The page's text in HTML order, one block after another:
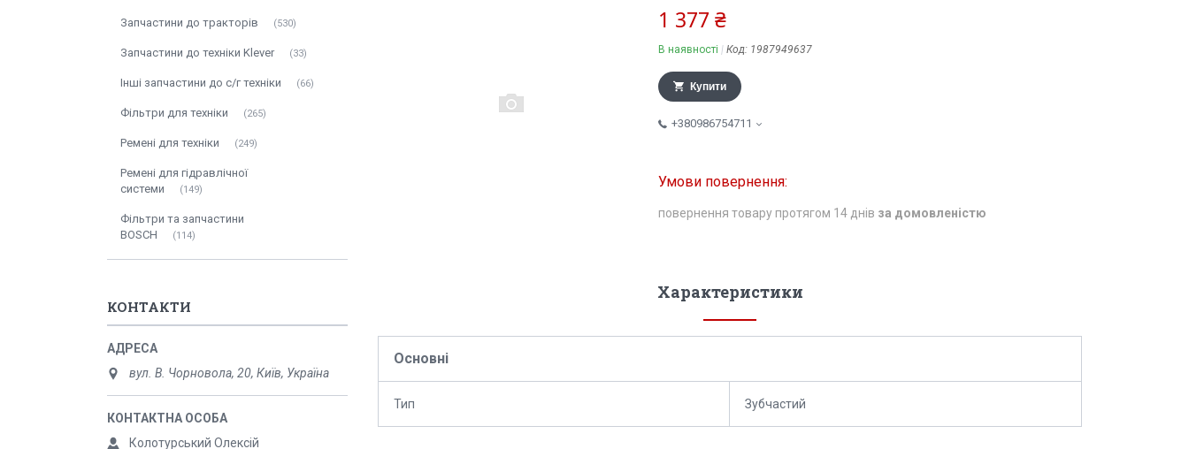
1 377 ₴
В наявності Код: 1987949637
Купити
+380986754711
повернення товару протягом 14 днів за домовленістю
Характеристики
Основні
Тип Зубчастий
Запчастини до тракторів 530
Запчастини до техніки Klever 33
Інші запчастини до с/г техніки 66
Фільтри для техніки 265
Ремені для техніки 249
Ремені для гідравлічної
системи
149
Фільтри та запчастини
BOSCH
114
КОНТАКТИ
вул. В. Чорновола, 20, Київ, Україна
Колотурський Олексій